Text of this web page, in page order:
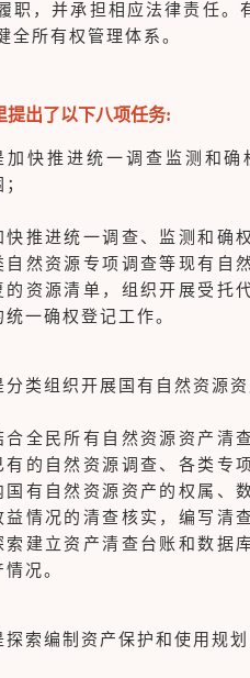
职，并承担相应法律责任
全所有权管理体系。
提出了以下八项任务:
加快推进统一调查监测和
；
快推进统一调查、监测和确
自然资源专项调查等现有自
的资源清单，组织开展受托
统一确权登记工作。
分类组织开展国有自然资源
合全民所有自然资源资产清
有的自然资源调查、各类专
国有自然资源资产的权属、
益情况的清查核实，编写清
索建立资产清查台账和数据
情况。
探索编制资产保护和使用规